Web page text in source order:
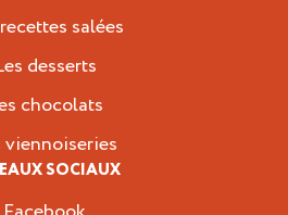
salées
desserts
chocolats
viennoiseries
SOCIAUX